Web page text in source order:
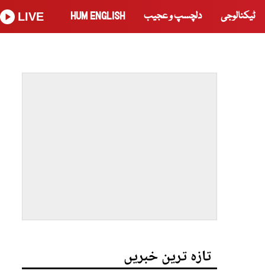
ٹیکنالوجی دلچسپ و عجیب HUM ENGLISH
LIVE
تازہ ترین خبریں